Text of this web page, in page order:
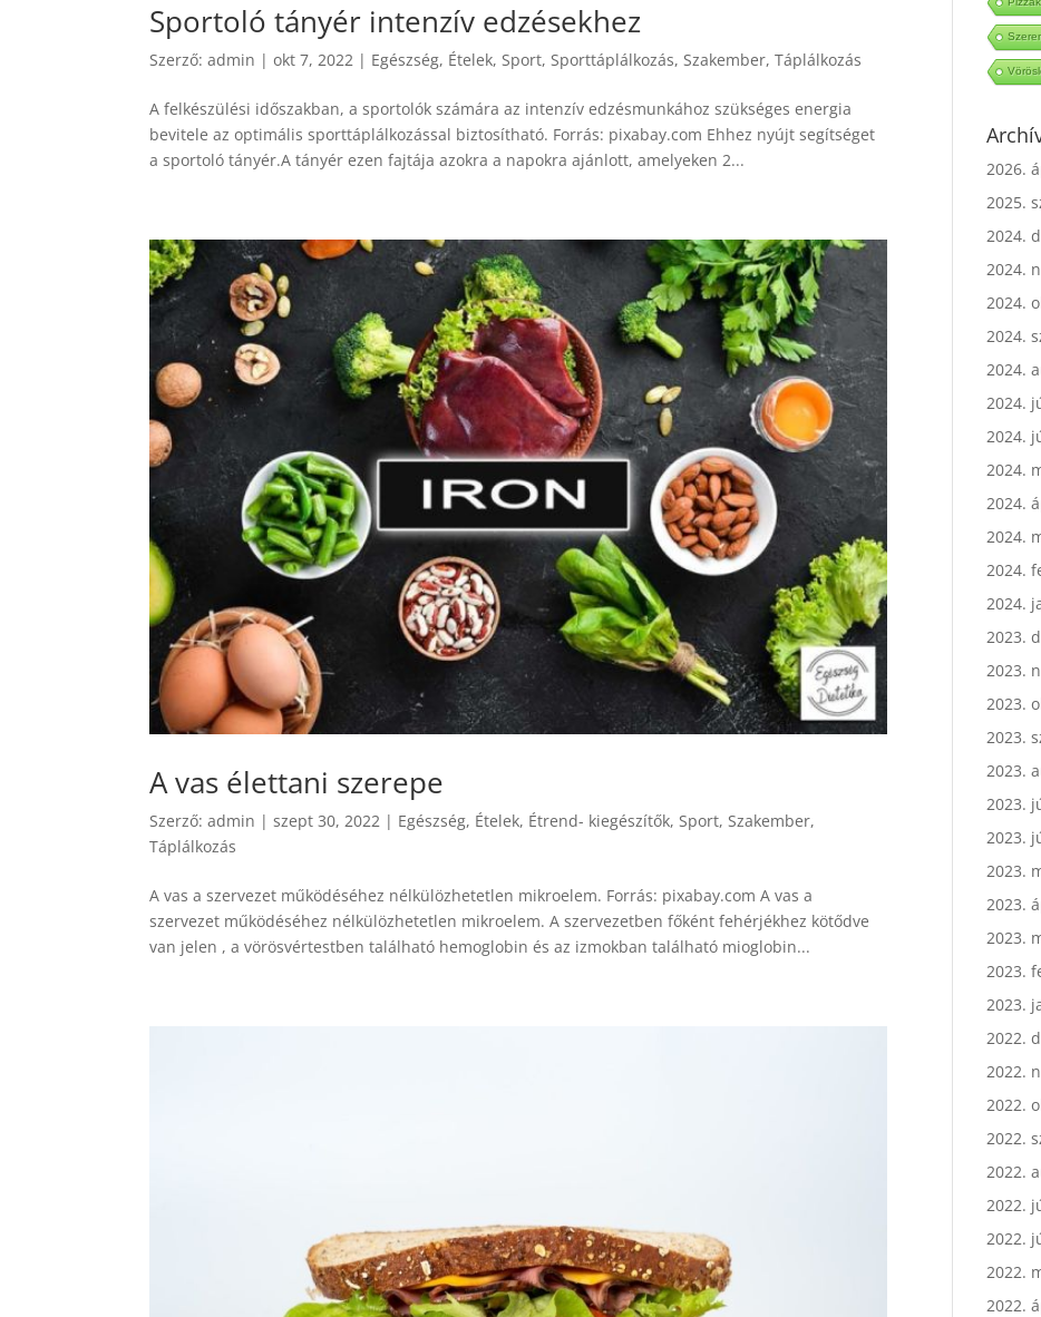
Sportoló tányér intenzív edzésekhez
Szerző:admin |okt 7, 2022 | Egészség, Ételek,Sport,Sporttáplálkozás,Szakember,Táplálkozás
A felkészülési időszakban, a sportolók számára az intenzív edzésmunkához szükséges energia
bevitele az optimális sporttáplálkozással biztosítható. Forrás: pixabay.com Ehhez nyújt segítséget
a sportoló tányér.A tányér ezen fajtája azokra a napokra ajánlott, amelyeken 2...
A vas élettani szerepe
Szerző:admin |szept 30, 2022 | Egészség, Ételek, Étrend- kiegészítők, Sport, Szakember,
Táplálkozás
A vas a szervezet működéséhez nélkülözhetetlen mikroelem. Forrás: pixabay.com A vas a
szervezet működéséhez nélkülözhetetlen mikroelem. A szervezetben főként fehérjékhez kötődve
van jelen , a vörösvértestben található hemoglobin és az izmokban található mioglobin...